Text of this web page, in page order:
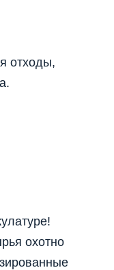
отходы,
охотно